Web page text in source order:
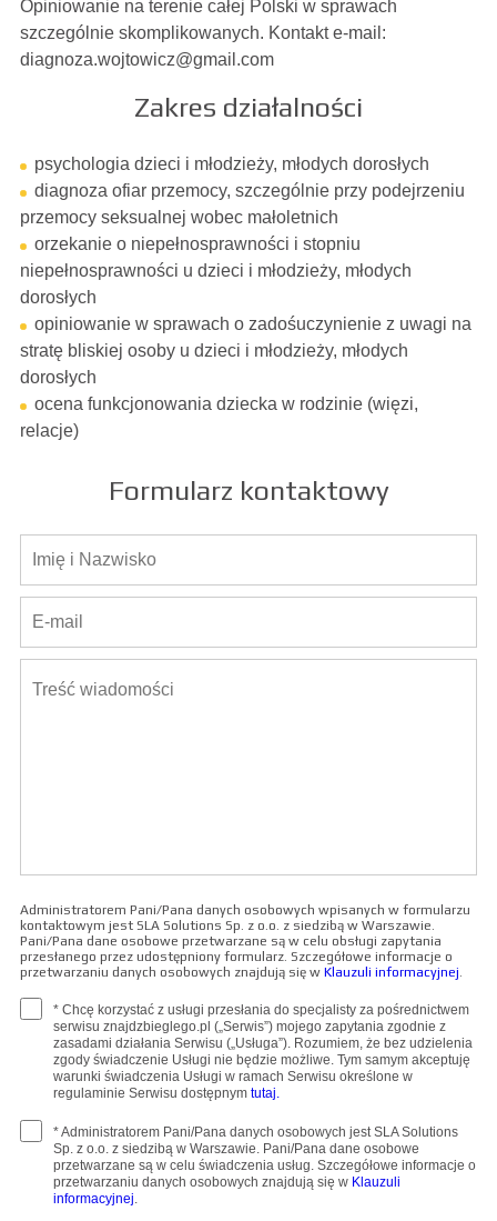
Opiniowanie na terenie całej Polski w sprawach
szczególnie skomplikowanych. Kontakt e-mail:
diagnoza.wojtowicz@gmail.com
Zakres działalności
psychologia dzieci i młodzieży, młodych dorosłych
diagnoza ofiar przemocy, szczególnie przy podejrzeniu
przemocy seksualnej wobec małoletnich
orzekanie o niepełnosprawności i stopniu
niepełnosprawności u dzieci i młodzieży, młodych
dorosłych
opiniowanie w sprawach o zadośuczynienie z uwagi na
stratę bliskiej osoby u dzieci i młodzieży, młodych
dorosłych
ocena funkcjonowania dziecka w rodzinie (więzi,
relacje)
Formularz kontaktowy
Administratorem Pani/Pana danych osobowych wpisanych w formularzu
kontaktowym jest SLA Solutions Sp. z o.o. z siedzibą w Warszawie.
Pani/Pana dane osobowe przetwarzane są w celu obsługi zapytania
przesłanego przez udostępniony formularz. Szczegółowe informacje o
przetwarzaniu danych osobowych znajdują się w Klauzuli informacyjnej.
* Chcę korzystać z usługi przesłania do specjalisty za pośrednictwem
serwisu znajdzbieglego.pl („Serwis”) mojego zapytania zgodnie z
zasadami działania Serwisu („Usługa”). Rozumiem, że bez udzielenia
zgody świadczenie Usługi nie będzie możliwe. Tym samym akceptuję
warunki świadczenia Usługi w ramach Serwisu określone w
regulaminie Serwisu dostępnym tutaj.
* Administratorem Pani/Pana danych osobowych jest SLA Solutions
Sp. z o.o. z siedzibą w Warszawie. Pani/Pana dane osobowe
przetwarzane są w celu świadczenia usług. Szczegółowe informacje o
przetwarzaniu danych osobowych znajdują się w Klauzuli
informacyjnej.